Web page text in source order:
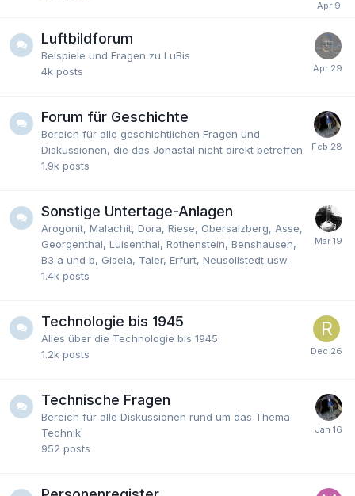
Luftbildforum
Beispiele und Fragen zu LuBis
4k posts
Forum für Geschichte
Bereich für alle geschichtlichen Fragen und
Diskussionen, die das Jonastal nicht direkt betreffen
1.9k posts
Sonstige Untertage-Anlagen
Arogonit, Malachit, Dora, Riese, Obersalzberg, Asse,
Georgenthal, Luisenthal, Rothenstein, Benshausen,
B3 a und b, Gisela, Taler, Erfurt, Neusollstedt usw.
1.4k posts
Technologie bis 1945
Alles über die Technologie bis 1945
1.2k posts
Technische Fragen
Bereich für alle Diskussionen rund um das Thema
Technik
952 posts